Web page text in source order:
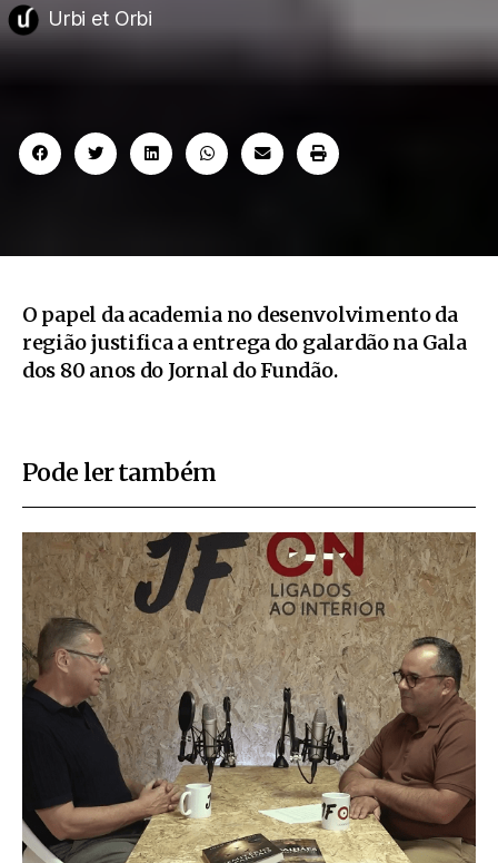
Urbi et Orbi
O papel da academia no desenvolvimento da
região justifica a entrega do galardão na Gala
dos 80 anos do Jornal do Fundão.
Pode ler também